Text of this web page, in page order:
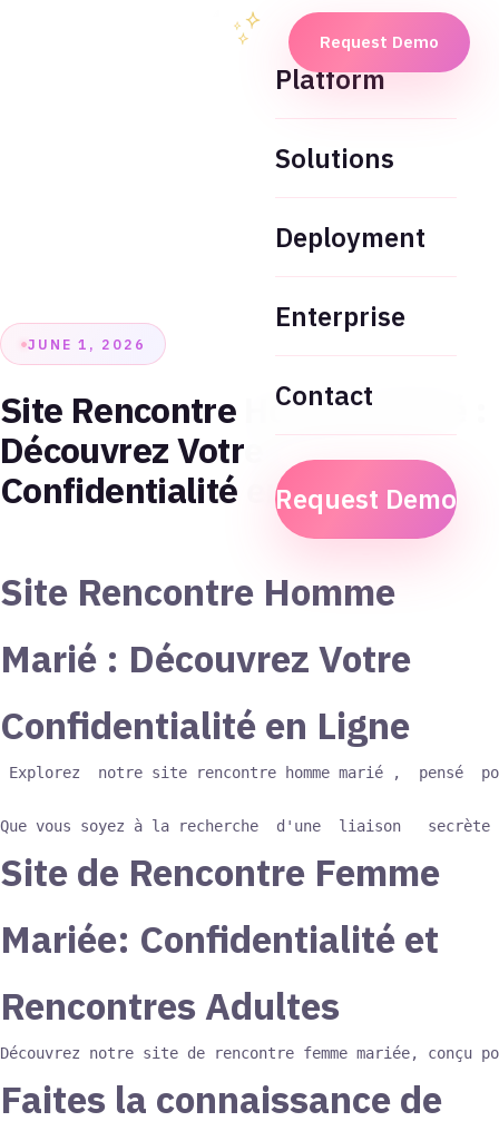
Request Demo
Platform
Solutions
Deployment
Enterprise
Contact
Request Demo
JUNE 1, 2026
Site Rencontre Homme Marié :
Découvrez Votre
Confidentialité en Ligne
Site Rencontre Homme
Marié : Découvrez Votre
Confidentialité en Ligne
Explorez  notre site rencontre homme marié ,
Que vous soyez à la recherche  d'une  liaison
Site de Rencontre Femme
Mariée: Confidentialité et
Rencontres Adultes
Faites la connaissance de